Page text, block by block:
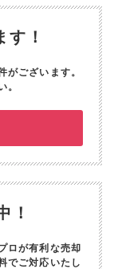
！
がございます。
。
！
ロが有利な売却
でご対応いたし